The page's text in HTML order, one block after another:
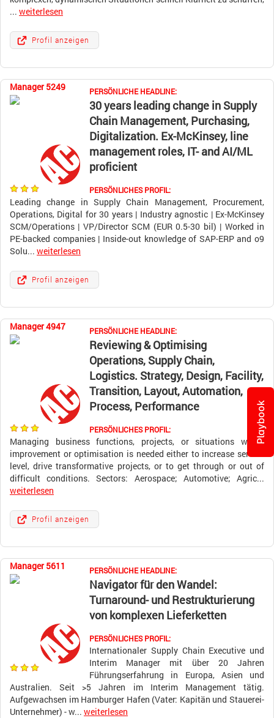
... weiterlesen
Profil anzeigen
Manager 5249 PERSÖNLICHE HEADLINE:
30 years leading change in Supply
Chain Management, Purchasing,
Digitalization. Ex-McKinsey, line
management roles, IT- and AI/ML
proficient
PERSÖNLICHES PROFIL:
Leading change in Supply Chain Management, Procurement,
Operations, Digital for 30 years | Industry agnostic | Ex-McKinsey
SCM/Operations | VP/Director SCM (EUR 0.5-30 bil) | Worked in
PE-backed companies | Inside-out knowledge of SAP-ERP and o9
Solu... weiterlesen
Profil anzeigen
Manager 4947 PERSÖNLICHE HEADLINE:
Reviewing & Optimising
Operations, Supply Chain,
Logistics. Strategy, Design, Facility,
Transition, Layout, Automation,
Process, Performance
PERSÖNLICHES PROFIL:
Managing business functions, projects, or situations where
improvement or optimisation is needed either to increase service
level, drive transformative projects, or to get through or out of
difficult conditions. Sectors: Aerospace; Automotive; Agric...
weiterlesen
Profil anzeigen
Manager 5611 PERSÖNLICHE HEADLINE:
Navigator für den Wandel:
Turnaround- und Restrukturierung
von komplexen Lieferketten
PERSÖNLICHES PROFIL:
Internationaler Supply Chain Executive und
Interim Manager mit über 20 Jahren
Führungserfahrung in Europa, Asien und
Australien. Seit >5 Jahren im Interim Management tätig.
Aufgewachsen im Hamburger Hafen (Vater: Kapitän und Stauerei-
Unternehmer) - w... weiterlesen
Playbook